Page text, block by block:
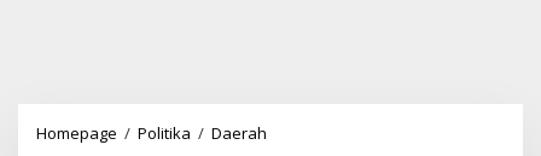
Homepage / Politika / Daerah